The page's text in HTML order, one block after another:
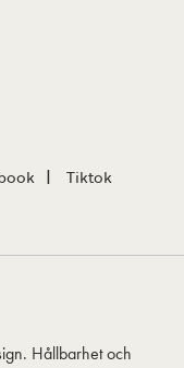
Tiktok
Hållbarhet och